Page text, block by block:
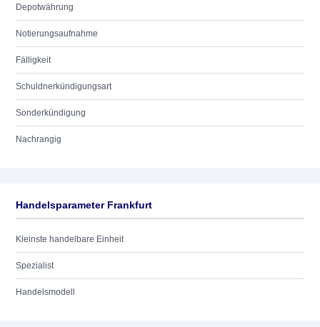
Depotwährung
Notierungsaufnahme
Fälligkeit
Schuldnerkündigungsart
Sonderkündigung
Nachrangig
Handelsparameter Frankfurt
Kleinste handelbare Einheit
Spezialist
Handelsmodell